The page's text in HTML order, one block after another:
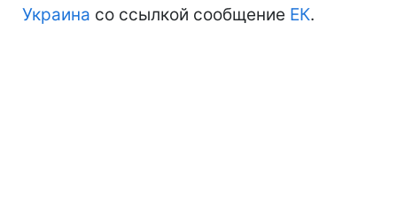
Украина со ссылкой сообщение ЕК.